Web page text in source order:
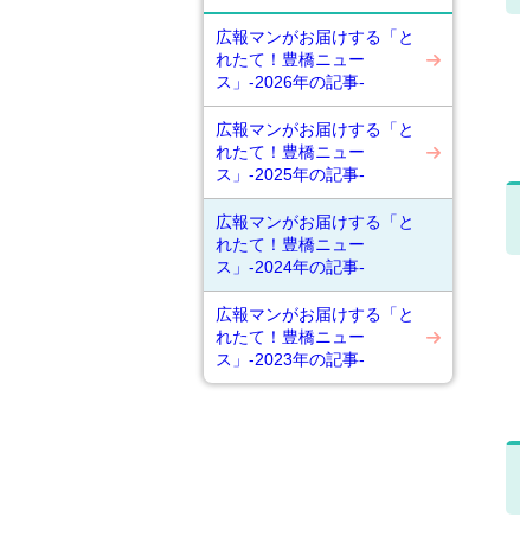
広報マンがお届けする「と
れたて！豊橋ニュー
ス」-2026年の記事-
広報マンがお届けする「と
れたて！豊橋ニュー
ス」-2025年の記事-
広報マンがお届けする「と
れたて！豊橋ニュー
ス」-2024年の記事-
広報マンがお届けする「と
れたて！豊橋ニュー
ス」-2023年の記事-